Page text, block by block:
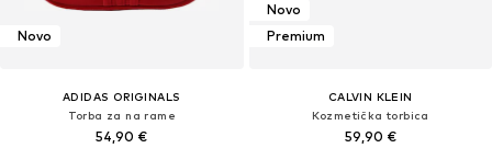
Novo
ADIDAS ORIGINALS
Torba za na rame
54,90 €
Novo
Premium
CALVIN KLEIN
Kozmetička torbica
59,90 €